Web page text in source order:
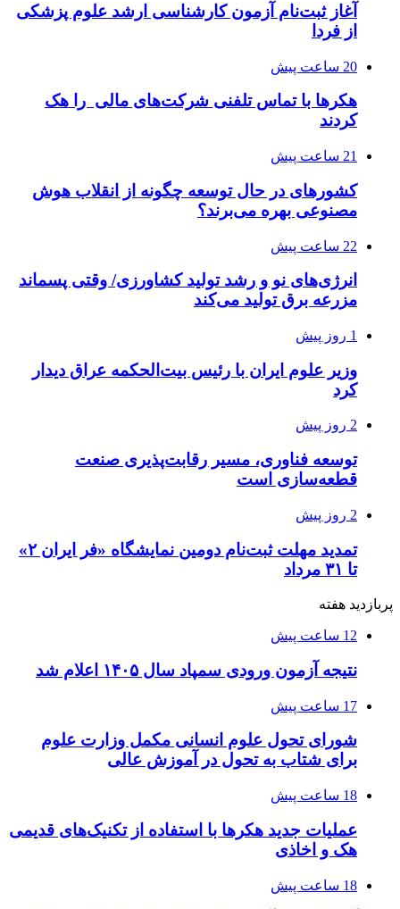
آغاز ثبت‌نام‌ آزمون کارشناسی ارشد علوم پزشکی
از فردا
20 ساعت پیش
هکرها با تماس تلفنی شرکت‌های مالی را هک
کردند
21 ساعت پیش
کشورهای در حال توسعه چگونه از انقلاب هوش
مصنوعی بهره می‌برند؟
22 ساعت پیش
انرژی‌های نو و رشد تولید کشاورزی/ وقتی پسماند
مزرعه‌ برق تولید می‌کند
1 روز پیش
وزیر علوم ایران با رئیس بیت‌الحکمه عراق دیدار
کرد
2 روز پیش
توسعه فناوری، مسیر رقابت‌پذیری صنعت
قطعه‌سازی است
2 روز پیش
تمدید مهلت ثبت‌نام دومین نمایشگاه «فر ایران ۲»
تا ۳۱ مرداد
پربازدید هفته
12 ساعت پیش
نتیجه آزمون ورودی سمپاد سال ۱۴۰۵ اعلام شد
17 ساعت پیش
شورای تحول علوم انسانی مکمل وزارت علوم
برای شتاب به تحول در آموزش عالی
18 ساعت پیش
عملیات جدید هکرها با استفاده از تکنیک‌های قدیمی
هک و اخاذی
18 ساعت پیش